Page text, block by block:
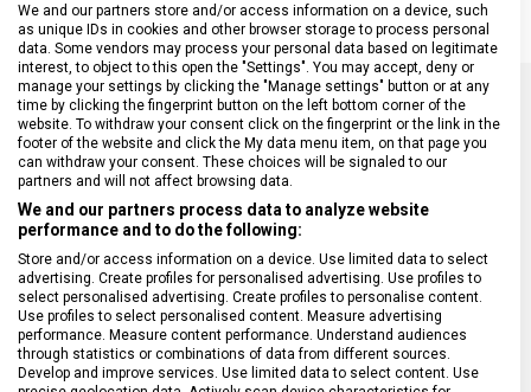
SPECIFIKACE PRODUKTU
DRUH ZBOŽÍ Kapesní nože
ZÁRUKA 24 měsíců
HMOTNOST 218 g
We and our partners store and/or access information on a device, such
as unique IDs in cookies and other browser storage to process personal
data. Some vendors may process your personal data based on legitimate
interest, to object to this open the "Settings". You may accept, deny or
manage your settings by clicking the "Manage settings" button or at any
time by clicking the fingerprint button on the left bottom corner of the
website. To withdraw your consent click on the fingerprint or the link in the
footer of the website and click the My data menu item, on that page you
can withdraw your consent. These choices will be signaled to our
partners and will not affect browsing data.
We and our partners process data to analyze website
performance and to do the following:
Store and/or access information on a device. Use limited data to select
advertising. Create profiles for personalised advertising. Use profiles to
select personalised advertising. Create profiles to personalise content.
Use profiles to select personalised content. Measure advertising
performance. Measure content performance. Understand audiences
through statistics or combinations of data from different sources.
Develop and improve services. Use limited data to select content. Use